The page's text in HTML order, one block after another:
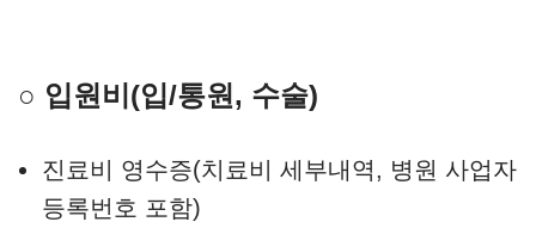
○ 입원비(입/통원, 수술)
진료비 영수증(치료비 세부내역, 병원 사업자
등록번호 포함)